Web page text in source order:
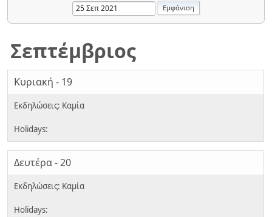
Σεπτέμβριος
Κυριακή - 19
Δευτέρα - 20